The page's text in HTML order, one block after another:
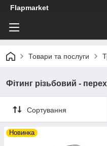
Flapmarket
Товари та послуги
Фітинг різьбовий -
Сортування
Новинка